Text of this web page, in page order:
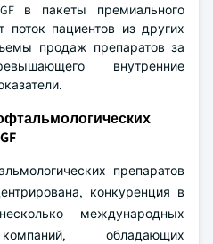
в пакеты премиального
поток пациентов из других
продаж препаратов за
внутренние
препаратов
конкуренция в
международных
обладающих